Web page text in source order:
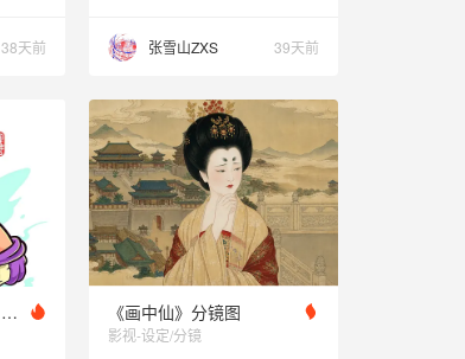
38天前 张雪山ZXS 39天前
向成君原创《山海经》第10弹 《画中仙》分镜图
影视-设定/分镜